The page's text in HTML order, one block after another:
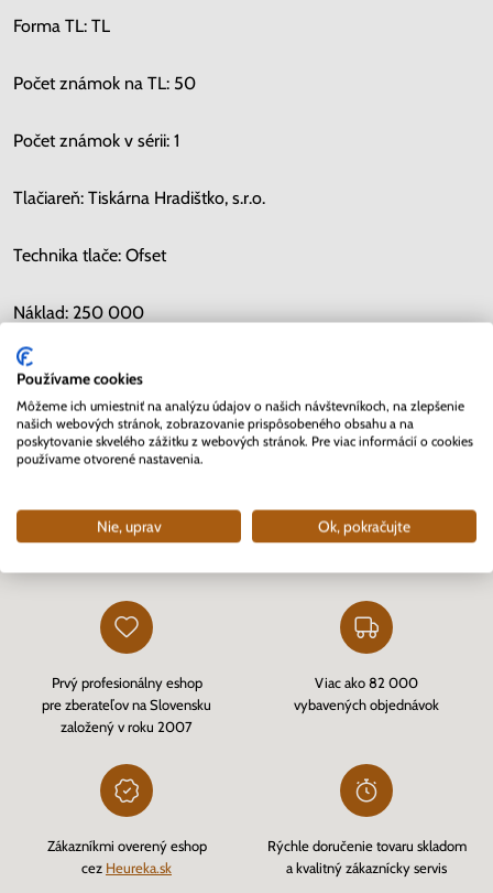
Forma TL: TL
Počet známok na TL: 50
Počet známok v sérii: 1
Tlačiareň: Tiskárna Hradištko, s.r.o.
Technika tlače: Ofset
Náklad: 250 000
Zdroj: www.pofis.sk
Prvý profesionálny eshop
pre zberateľov na Slovensku
založený v roku 2007
Viac ako 82 000
vybavených objednávok
Zákazníkmi overený eshop
cez Heureka.sk
Rýchle doručenie tovaru skladom
a kvalitný zákaznícky servis
Používame cookies
Môžeme ich umiestniť na analýzu údajov o našich návštevníkoch, na zlepšenie
našich webových stránok, zobrazovanie prispôsobeného obsahu a na
poskytovanie skvelého zážitku z webových stránok. Pre viac informácií o cookies
používame otvorené nastavenia.
Nie, uprav Ok, pokračujte